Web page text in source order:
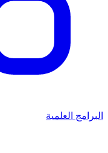
البرامج العلمية